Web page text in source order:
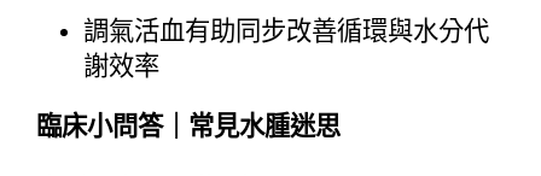
調氣活血有助同步改善循環與水分代
謝效率
臨床小問答｜常見水腫迷思